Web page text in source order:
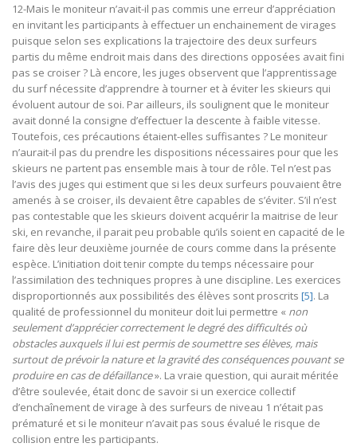
12-Mais le moniteur n’avait-il pas commis une erreur d’appréciation
en invitant les participants à effectuer un enchainement de virages
puisque selon ses explications la trajectoire des deux surfeurs
partis du même endroit mais dans des directions opposées avait fini
pas se croiser ? Là encore, les juges observent que l’apprentissage
du surf nécessite d’apprendre à tourner et à éviter les skieurs qui
évoluent autour de soi. Par ailleurs, ils soulignent que le moniteur
avait donné la consigne d’effectuer la descente à faible vitesse.
Toutefois, ces précautions étaient-elles suffisantes ? Le moniteur
n’aurait-il pas du prendre les dispositions nécessaires pour que les
skieurs ne partent pas ensemble mais à tour de rôle. Tel n’est pas
l’avis des juges qui estiment que si les deux surfeurs pouvaient être
amenés à se croiser, ils devaient être capables de s’éviter. S’il n’est
pas contestable que les skieurs doivent acquérir la maitrise de leur
ski, en revanche, il parait peu probable qu’ils soient en capacité de le
faire dès leur deuxième journée de cours comme dans la présente
espèce. L’initiation doit tenir compte du temps nécessaire pour
l’assimilation des techniques propres à une discipline. Les exercices
disproportionnés aux possibilités des élèves sont proscrits [5]. La
qualité de professionnel du moniteur doit lui permettre « non
seulement d’apprécier correctement le degré des difficultés où
obstacles auxquels il lui est permis de soumettre ses élèves, mais
surtout de prévoir la nature et la gravité des conséquences pouvant se
produire en cas de défaillance». La vraie question, qui aurait méritée
d’être soulevée, était donc de savoir si un exercice collectif
d’enchaînement de virage à des surfeurs de niveau 1 n’était pas
prématuré et si le moniteur n’avait pas sous évalué le risque de
collision entre les participants.